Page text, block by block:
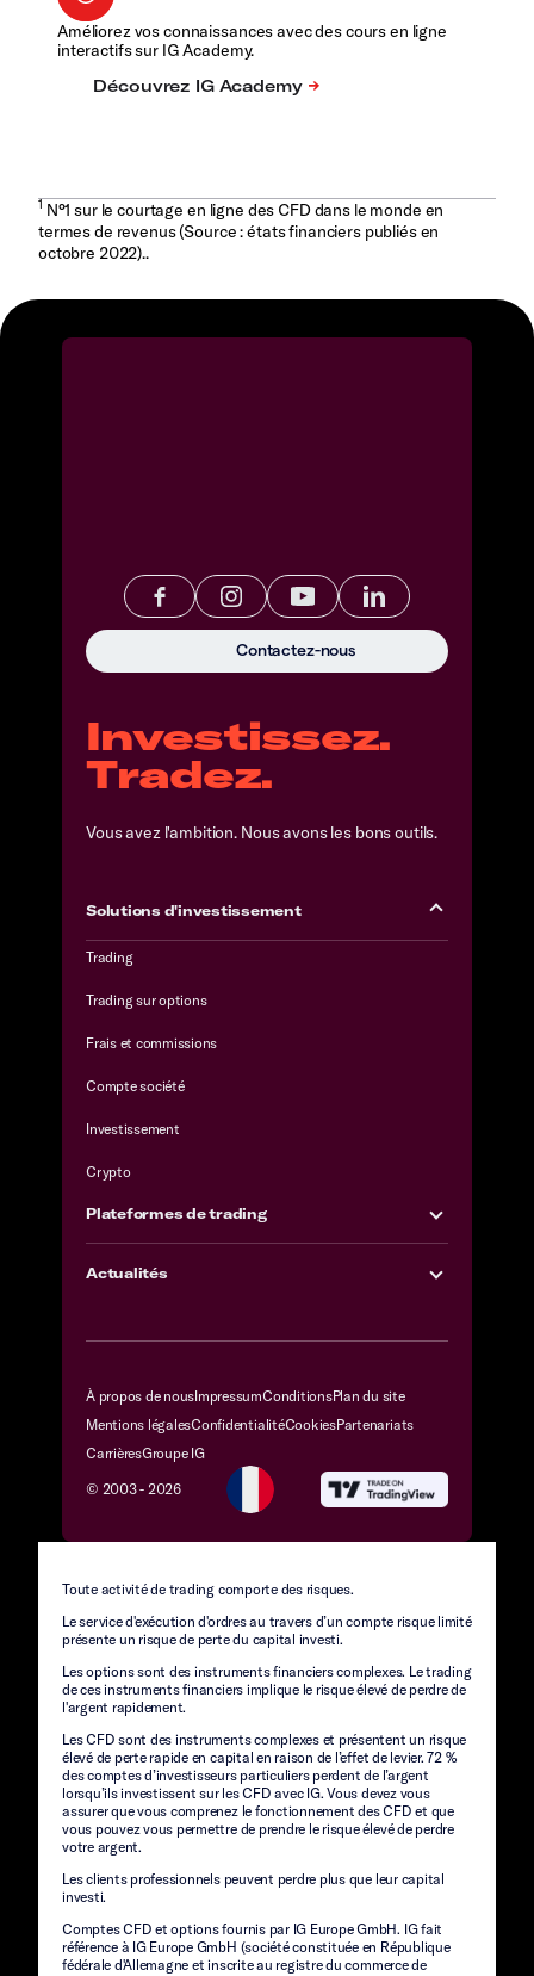
Améliorez vos connaissances avec des cours en ligne
interactifs sur IG Academy.
1N°1 sur le courtage en ligne des CFD dans le monde en
termes de revenus (Source : états financiers publiés en
octobre 2022)..
Investissez.
Tradez.
Vous avez l'ambition. Nous avons les bons outils.
Solutions d'investissement
Trading
Trading sur options
Frais et commissions
Compte société
Investissement
Crypto
Plateformes de trading
Actualités
À propos de nousImpressumConditionsPlan du site
Mentions légalesConfidentialitéCookiesPartenariats
CarrièresGroupe IG
© 2003 - 2026
Toute activité de trading comporte des risques.
Le service d'exécution d'ordres au travers d’un compte risque limité
présente un risque de perte du capital investi.
Les options sont des instruments financiers complexes. Le trading
de ces instruments financiers implique le risque élevé de perdre de
l'argent rapidement.
Les CFD sont des instruments complexes et présentent un risque
élevé de perte rapide en capital en raison de l’effet de levier. 72 %
des comptes d’investisseurs particuliers perdent de l’argent
lorsqu’ils investissent sur les CFD avec IG. Vous devez vous
assurer que vous comprenez le fonctionnement des CFD et que
vous pouvez vous permettre de prendre le risque élevé de perdre
votre argent.
Les clients professionnels peuvent perdre plus que leur capital
investi.
Comptes CFD et options fournis par IG Europe GmbH. IG fait
référence à IG Europe GmbH (société constituée en République
fédérale d'Allemagne et inscrite au registre du commerce de